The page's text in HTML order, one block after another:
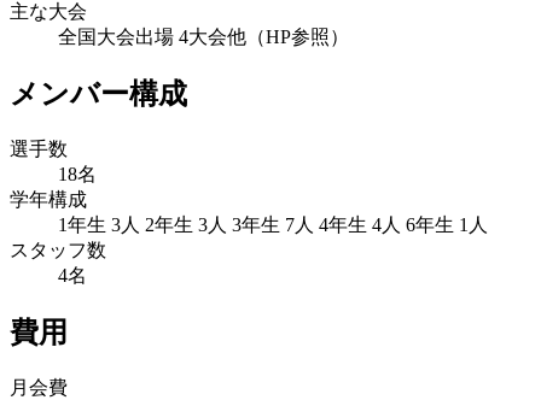
主な大会
全国大会出場 4大会他（HP参照）
メンバー構成
選手数
18名
学年構成
1年生 3人 2年生 3人 3年生 7人 4年生 4人 6年生 1人
スタッフ数
4名
費用
月会費